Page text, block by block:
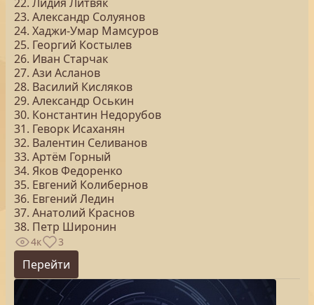
23. Александр Солуянов
24. Хаджи-Умар Мамсуров
25. Георгий Костылев
26. Иван Старчак
27. Ази Асланов
28. Василий Кисляков
29. Александр Оськин
30. Константин Недорубов
31. Геворк Исаханян
32. Валентин Селиванов
33. Артём Горный
34. Яков Федоренко
35. Евгений Колибернов
36. Евгений Ледин
37. Анатолий Краснов
38. Петр Широнин
4к 3
Перейти